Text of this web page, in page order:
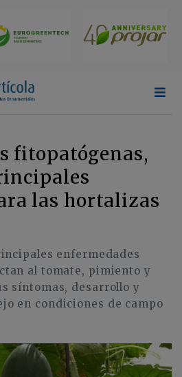
fitopatógenas,
las hortalizas
enfermedades
al tomate, pimiento y
síntomas, desarrollo y
en condiciones de campo